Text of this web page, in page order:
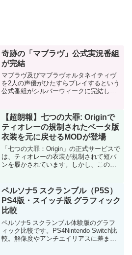
奇跡の「マブラヴ」公式実況番組
が完結
マブラヴ及びマブラヴオルタネイティヴ
を2人の声優がひたすらプレイするという
公式番組がシルバーウィークに完結しま
な企画でスタートし、その後毎週マブラ
ヴオルタネイティヴを...
【超朗報】七つの大罪: Originで
ティオレーの規制されたベータ版
衣装を元に戻せるMODが登場
「七つの大罪：Origin」の正式サービスで
は、ティオレーの衣装が規制されて短パ
ンを履かされています。しかし、この衣
「Tioreh Uncensored」というMODで...
ペルソナ5 スクランブル（P5S）
PS4版・スイッチ版 グラフィック
比較
ペルソナ5 スクランブル体験版のグラフ
ィック比較です。PS4Nintendo Switch比
較。解像度やアンチエイリアスに差まず